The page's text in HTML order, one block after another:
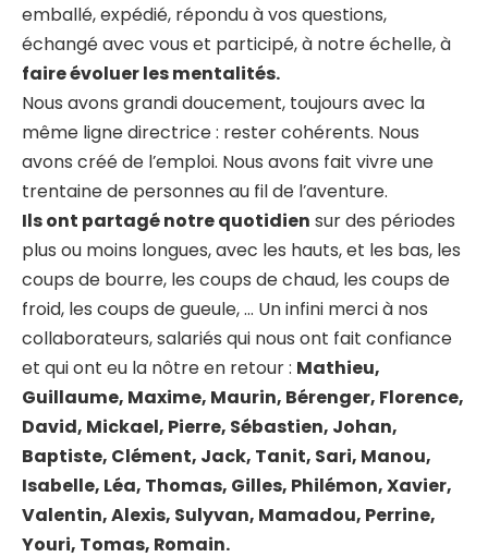
emballé, expédié, répondu à vos questions,
échangé avec vous et participé, à notre échelle, à
faire évoluer les mentalités.
Nous avons grandi doucement, toujours avec la
même ligne directrice : rester cohérents. Nous
avons créé de l’emploi. Nous avons fait vivre une
trentaine de personnes au fil de l’aventure.
Ils ont partagé notre quotidien sur des périodes
plus ou moins longues, avec les hauts, et les bas, les
coups de bourre, les coups de chaud, les coups de
froid, les coups de gueule, … Un infini merci à nos
collaborateurs, salariés qui nous ont fait confiance
et qui ont eu la nôtre en retour : Mathieu,
Guillaume, Maxime, Maurin, Bérenger, Florence,
David, Mickael, Pierre, Sébastien, Johan,
Baptiste, Clément, Jack, Tanit, Sari, Manou,
Isabelle, Léa, Thomas, Gilles, Philémon, Xavier,
Valentin, Alexis, Sulyvan, Mamadou, Perrine,
Youri, Tomas, Romain.